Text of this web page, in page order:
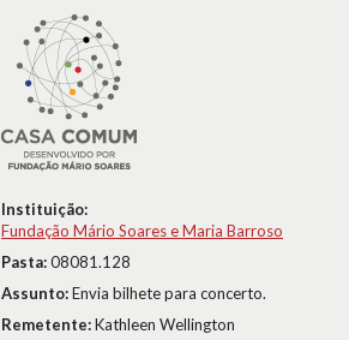
Instituição:
Fundação Mário Soares e Maria Barroso
Pasta:08081.128
Assunto:Envia bilhete para concerto.
Remetente:Kathleen Wellington